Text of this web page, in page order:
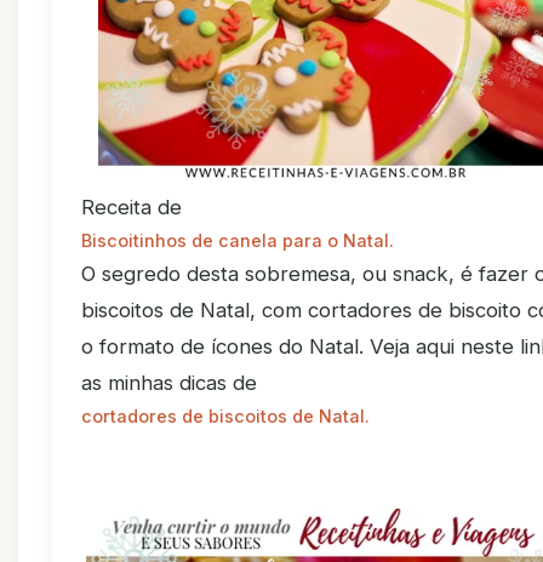
Receita de
Biscoitinhos de canela para o Natal.
O segredo desta sobremesa, ou snack, é fazer
biscoitos de Natal, com cortadores de biscoito
o formato de ícones do Natal. Veja aqui neste
as minhas dicas de
cortadores de biscoitos de Natal.